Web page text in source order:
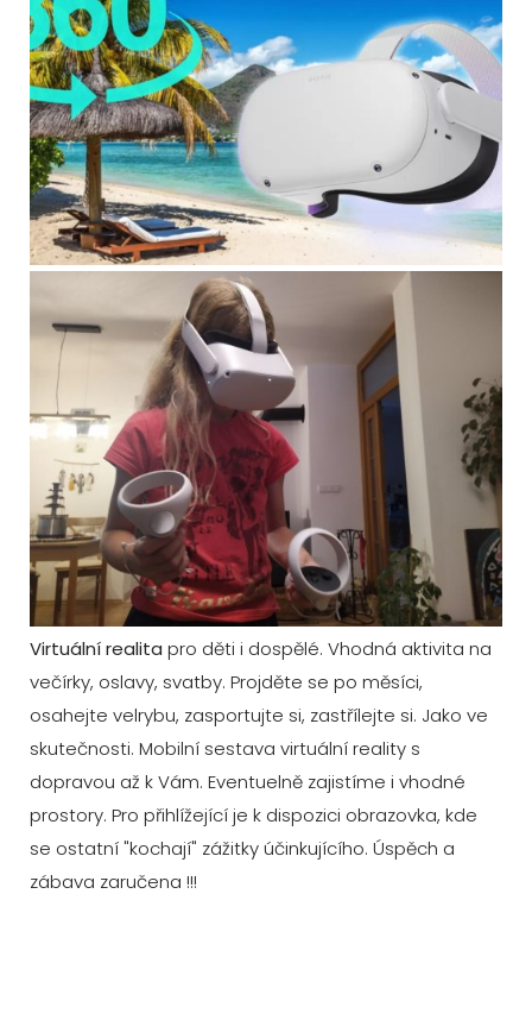
Virtuální realita pro děti i dospělé. Vhodná aktivita na
večírky, oslavy, svatby. Projděte se po měsíci,
osahejte velrybu, zasportujte si, zastřílejte si. Jako ve
skutečnosti. Mobilní sestava virtuální reality s
dopravou až k Vám. Eventuelně zajistíme i vhodné
prostory. Pro přihlížející je k dispozici obrazovka, kde
se ostatní "kochají" zážitky účinkujícího. Úspěch a
zábava zaručena !!!